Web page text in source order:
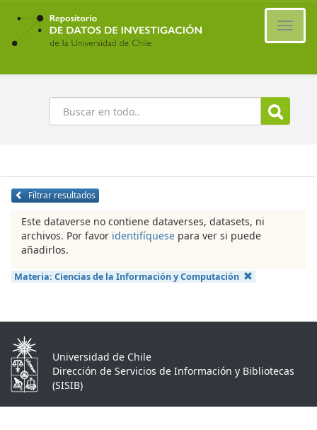
Ir
contenido
principal
Buscar
Filtrar resultados
Este dataverse no contiene dataverses, datasets, ni
archivos. Por favor identifíquese para ver si puede
añadirlos.
Materia: Ciencias de la Información y Computación
Universidad de Chile
Dirección de Servicios de Información y Bibliotecas
(SISIB)